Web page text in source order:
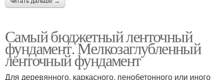
Самый бюджетный ленточный
фундамент. Мелкозаглубленный
ленточный фундамент
Для деревянного, каркасного, пенобетонного или иного